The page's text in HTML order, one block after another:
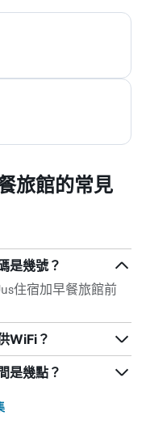
旅館的常見
是幾號？
住宿加早餐旅館前
WiFi？
是幾點？